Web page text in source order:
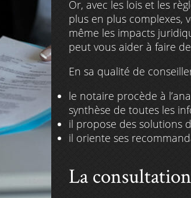
Or, avec les lois et les
plus en plus complexes,
même les impacts
peut vous aider à faire
En sa qualité de
le notaire procède à
synthèse de toutes les
il propose des solutions
il oriente ses
La